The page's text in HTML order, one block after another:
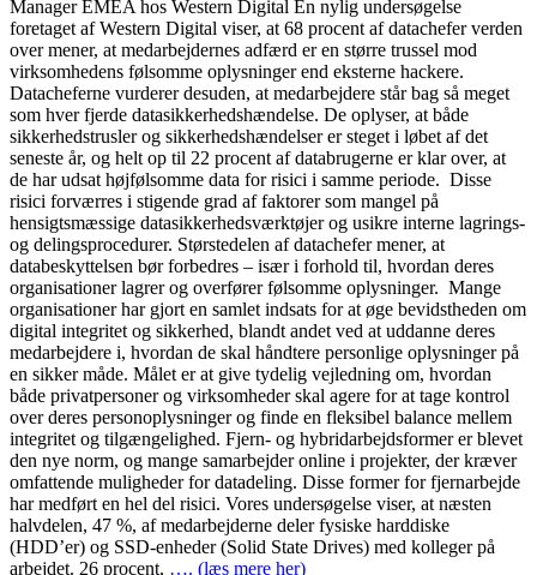
Manager EMEA hos Western Digital En nylig undersøgelse
foretaget af Western Digital viser, at 68 procent af datachefer verden
over mener, at medarbejdernes adfærd er en større trussel mod
virksomhedens følsomme oplysninger end eksterne hackere.
Datacheferne vurderer desuden, at medarbejdere står bag så meget
som hver fjerde datasikkerhedshændelse. De oplyser, at både
sikkerhedstrusler og sikkerhedshændelser er steget i løbet af det
seneste år, og helt op til 22 procent af databrugerne er klar over, at
de har udsat højfølsomme data for risici i samme periode. Disse
risici forværres i stigende grad af faktorer som mangel på
hensigtsmæssige datasikkerhedsværktøjer og usikre interne lagrings-
og delingsprocedurer. Størstedelen af datachefer mener, at
databeskyttelsen bør forbedres – især i forhold til, hvordan deres
organisationer lagrer og overfører følsomme oplysninger. Mange
organisationer har gjort en samlet indsats for at øge bevidstheden om
digital integritet og sikkerhed, blandt andet ved at uddanne deres
medarbejdere i, hvordan de skal håndtere personlige oplysninger på
en sikker måde. Målet er at give tydelig vejledning om, hvordan
både privatpersoner og virksomheder skal agere for at tage kontrol
over deres personoplysninger og finde en fleksibel balance mellem
integritet og tilgængelighed. Fjern- og hybridarbejdsformer er blevet
den nye norm, og mange samarbejder online i projekter, der kræver
omfattende muligheder for datadeling. Disse former for fjernarbejde
har medført en hel del risici. Vores undersøgelse viser, at næsten
halvdelen, 47 %, af medarbejderne deler fysiske harddiske
(HDD’er) og SSD-enheder (Solid State Drives) med kolleger på
arbejdet. 26 procent, …. (læs mere her)